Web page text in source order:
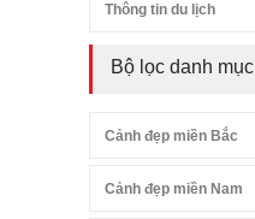
Thông tin du lịch
Bộ lọc danh mục
Cảnh đẹp miền Bắc
Cảnh đẹp miền Nam